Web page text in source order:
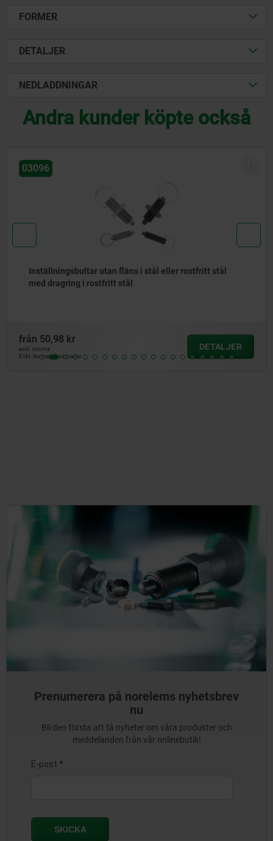
FORMER
DETALJER
NEDLADDNINGAR
Andra kunder köpte också
NY
Slät inställningsbultar utan fläns i stål eller
med knopp i plast
från
Exkl. leveranskostnader
Prenumerera på norelems nyhetsbrev
nu
Bli den första att få nyheter om våra produkter och
meddelanden från vår onlinebutik!